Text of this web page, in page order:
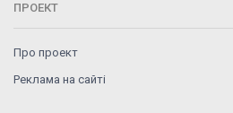
ПРОЕКТ
Про проект
Реклама на сайті